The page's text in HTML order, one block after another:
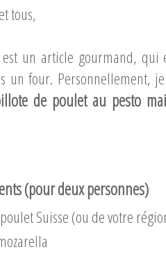
tous,
un article gourmand,
un four.
de poulet au pesto
(pour deux personnes)
Suisse (ou de votre